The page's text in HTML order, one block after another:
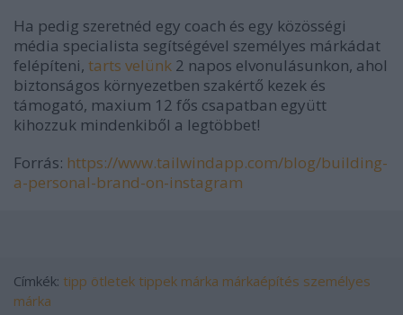
Ha pedig szeretnéd egy coach és egy közösségi
média specialista segítségével személyes márkádat
felépíteni, tarts velünk 2 napos elvonulásunkon, ahol
biztonságos környezetben szakértő kezek és
támogató, maxium 12 fős csapatban együtt
kihozzuk mindenkiből a legtöbbet!
Forrás: https://www.tailwindapp.com/blog/building-
a-personal-brand-on-instagram
Címkék: tipp ötletek tippek márka márkaépítés személyes
márka